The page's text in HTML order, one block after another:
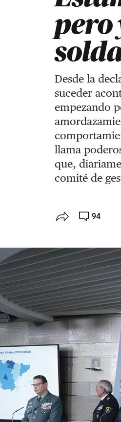
pero
Desde la
suceder
empezando
llama
que,
comité de
94